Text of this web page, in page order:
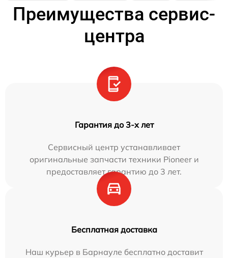
Преимущества сервис-
центра
Гарантия до 3-х лет
Сервисный центр устанавливает
оригинальные запчасти техники Pioneer и
предоставляет гарантию до 3 лет.
Бесплатная доставка
Наш курьер в Барнауле бесплатно доставит